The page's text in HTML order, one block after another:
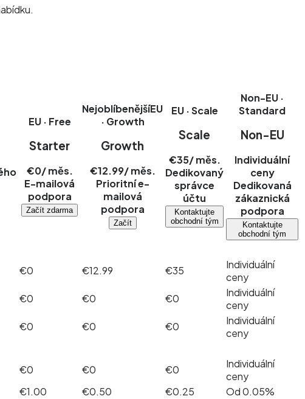
EU · Free
Starter
€0/ měs.
E-mailová
podpora
Začít zdarma
NejoblíbenějšíEU
· Growth
Growth
€12.99/ měs.
Prioritní e-
mailová
podpora
Začít
EU · Scale
Scale
€35/ měs.
Dedikovaný
správce
účtu
Kontaktujte
obchodní tým
Non-EU ·
Standard
Non-EU
Individuální
ceny
Dedikovaná
zákaznická
podpora
Kontaktujte
obchodní tým
€0 €12.99 €35
Individuální
ceny
€0 €0 €0
Individuální
ceny
€0 €0 €0
Individuální
ceny
€0 €0 €0
Individuální
ceny
€1.00 €0.50 €0.25
Od 0.05%